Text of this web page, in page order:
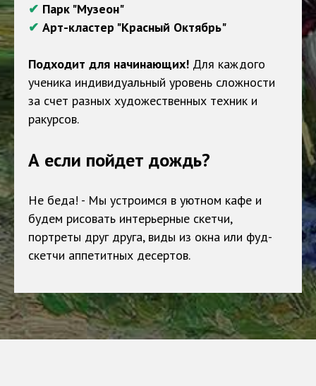
✔ Парк "Музеон"
✔ Арт-кластер "Красный Октябрь"
Подходит для начинающих! Для каждого
ученика индивидуальный уровень сложности
за счет разных художественных техник и
ракурсов.
А если пойдет дождь?
Не беда! - Мы устроимся в уютном кафе и
будем рисовать интерьерные скетчи,
портреты друг друга, виды из окна или фуд-
скетчи аппетитных десертов.